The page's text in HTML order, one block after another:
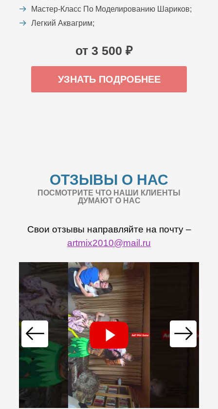
Мастер-Класс По Моделированию Шариков;
Легкий Аквагрим;
от 3 500 ₽
УЗНАТЬ ПОДРОБНЕЕ
ОТЗЫВЫ О НАС
ПОСМОТРИТЕ ЧТО НАШИ КЛИЕНТЫ
ДУМАЮТ О НАС
Свои отзывы направляйте на почту –
artmix2010@mail.ru